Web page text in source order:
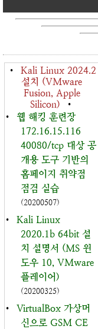
•
Kali Linux 2024.2
설치 (VMware
Fusion, Apple
Silicon)
•
•
웹 해킹 훈련장
172.16.15.116
40080/tcp 대상 공
개용 도구 기반의
홈페이지 취약점
점검 실습
(20200507)
•
Kali Linux
2020.1b 64bit 설
치 설명서 (MS 윈
도우 10, VMware
플레이어)
(20200325)
•
VirtualBox 가상머
신으로 GSM CE